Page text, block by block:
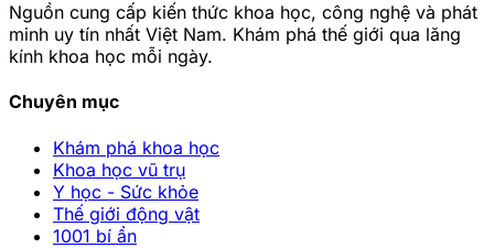
Nguồn cung cấp kiến thức khoa học, công nghệ và phát
minh uy tín nhất Việt Nam. Khám phá thế giới qua lăng
kính khoa học mỗi ngày.
Chuyên mục
Khám phá khoa học
Khoa học vũ trụ
Y học - Sức khỏe
Thế giới động vật
1001 bí ẩn